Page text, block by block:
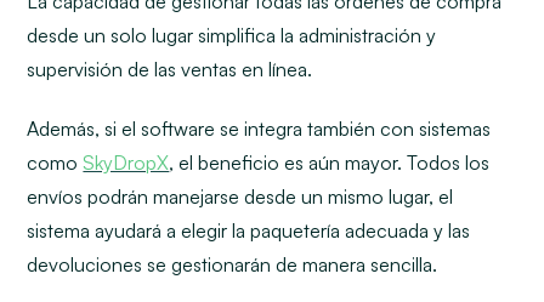
desde un solo lugar simplifica la administración y
supervisión de las ventas en línea.
Además, si el software se integra también con sistemas
comoSkyDropX, el beneficio es aún mayor. Todos los
envíos podrán manejarse desde un mismo lugar, el
sistema ayudará a elegir la paquetería adecuada y las
devoluciones se gestionarán de manera sencilla.